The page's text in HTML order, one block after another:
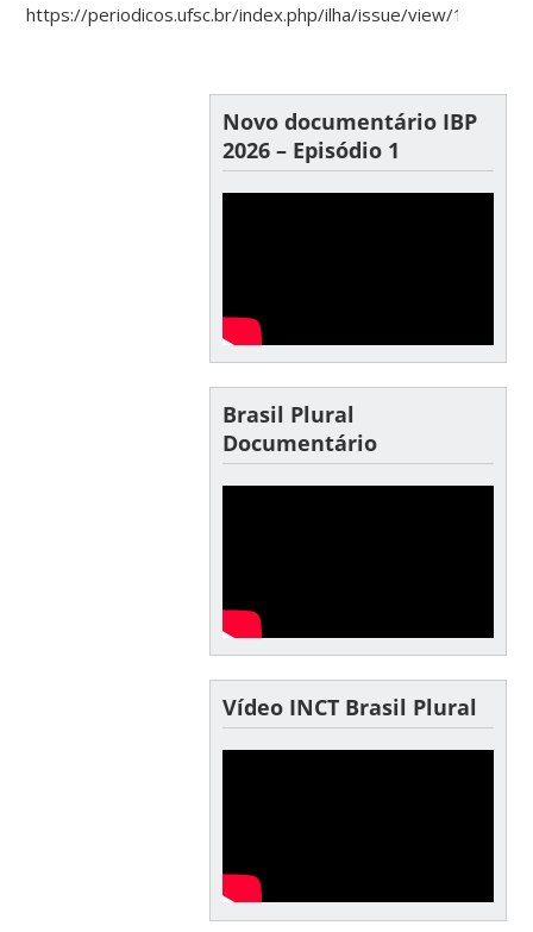
https://periodicos.ufsc.br/index.php/ilha/issue/view/1966
Novo documentário IBP
2026 – Episódio 1
Brasil Plural
Documentário
Vídeo INCT Brasil Plural